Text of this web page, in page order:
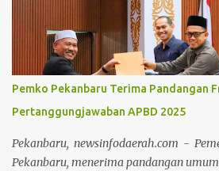
hidup sehat sekaligus menghidupkan
bagi warga. Sejak pagi, warga dari
memanfaatkan momen bebas
berolahraga, mulai dari senam
bersepeda. Selain menjadi ajang
bersilaturahmi, CFD kali ini juga sukses
ekonomi daerah. Puluhan pelaku Usaha
Menengah (UMKM) lokal yang
melaporkan lonjakan omzet yang
Pemko Pekanbaru Terima Pandangan
Pertanggungjawaban APBD 2025
Pekanbaru, newsinfodaerah.com -
Pekanbaru, menerima pandangan